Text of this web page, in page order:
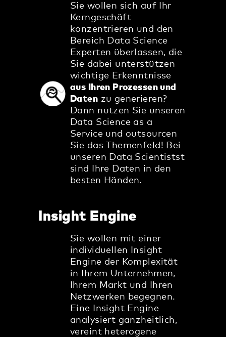
Sie wollen sich auf Ihr
Kerngeschäft
konzentrieren und den
Bereich Data Science
Experten überlassen, die
Sie dabei unterstützen
wichtige Erkenntnisse
aus Ihren Prozessen und
Daten zu generieren?
Dann nutzen Sie unseren
Data Science as a
Service und outsourcen
Sie das Themenfeld! Bei
unseren Data Scientistst
sind Ihre Daten in den
besten Händen.
Insight Engine
Sie wollen mit einer
individuellen Insight
Engine der Komplexität
in Ihrem Unternehmen,
Ihrem Markt und Ihren
Netzwerken begegnen.
Eine Insight Engine
analysiert ganzheitlich,
vereint heterogene